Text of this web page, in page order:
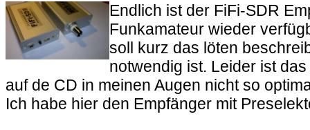
Endlich ist der FiFi-SDR
Funkamateur wieder
soll kurz das löten
notwendig ist. Leider ist
auf de CD in meinen Augen nicht so
Ich habe hier den Empfänger mit